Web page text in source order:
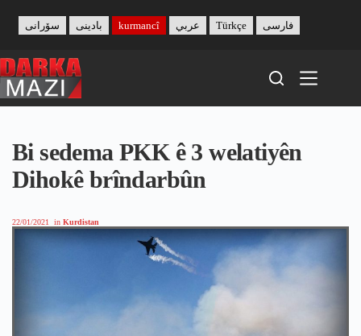
content
بادینی سۆرانی kurmancî عربي Türkçe فارسی
Bi sedema PKK ê 3 welatiyên
Dihokê brîndarbûn
22/01/2021 in Kurdistan